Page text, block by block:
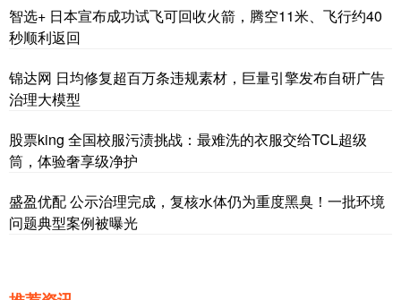
智选+ 日本宣布成功试飞可回收火箭，腾空11米、飞行约40
秒顺利返回
锦达网 日均修复超百万条违规素材，巨量引擎发布自研广告
治理大模型
股票king 全国校服污渍挑战：最难洗的衣服交给TCL超级
筒，体验奢享级净护
盛盈优配 公示治理完成，复核水体仍为重度黑臭！一批环境
问题典型案例被曝光